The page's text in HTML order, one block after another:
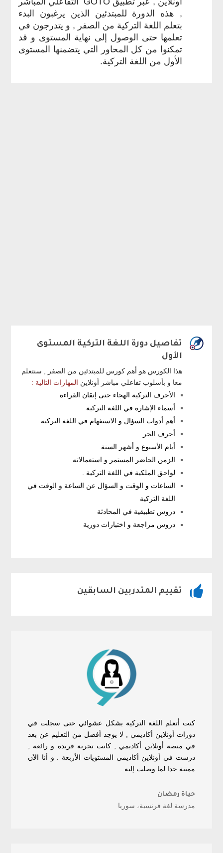
, هذه الدورة للمبتدئين الذين يرغبون البدء
بتعلم اللغة التركية من الصفر , و يتدرجون في
تعلمها حتى الوصول إلى نهاية المستوى و قد
تمكنوا من كل المحاور التي يتضمنها المستوى
الأول من اللغة التركية.
تفاصيل دورة اللغة التركية المستوى
الأول
هذا الكورس هو أهم كورس للمبتدئين من الصفر , سنتعلم
معا و بأسلوب تفاعلي مباشر أونلاين المهارات التالية :
الأحرف التركية الهجاء حتى إتقان القراءة
أسماء الإشارة في اللغة التركية
أهم أدوات السؤال و الاستفهام في اللغة التركية
أحرف الجر
أيام الأسبوع و أشهر السنة
الزمن الحاضر المستمر و استعمالاته
لواحق الملكية في اللغة التركية .
الساعات و الوقت و السؤال عن الساعة و الوقت في
اللغة التركية
دروس تطبيقية في المحادثة
دروس مراجعة و اختبارات دورية
 تقييم المتدربين السابقين
كنت أتعلم اللغة التركية بشكل عشوائي حتى سجلت في
دورات أونلاين أكاديمي , لا يوجد أفضل من التعليم عن بعد
في منصة أونلاين أكاديمي , كانت تجربة فريدة و رائعة ,
درست في أونلاين أكاديمي المستويات الأربعة . و أنا الآن
ممتنة جدا لما وصلت إليه .
حياة رمضان
مدرسة لغة فرنسية، سوريا